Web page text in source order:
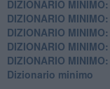
DIZIONARIO
DIZIONARIO
DIZIONARIO
DIZIONARIO
DIZIONARIO
Dizionario minimo